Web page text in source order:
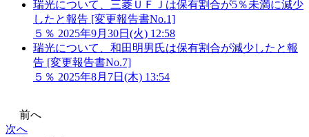
瑞光について、三菱ＵＦＪは保有割合が5％未満に減少
したと報告 [変更報告書No.1]
５％ 2025年9月30日(火) 12:58
瑞光について、和田明男氏は保有割合が減少したと報
告 [変更報告書No.7]
５％ 2025年8月7日(木) 13:54
前へ
次へ